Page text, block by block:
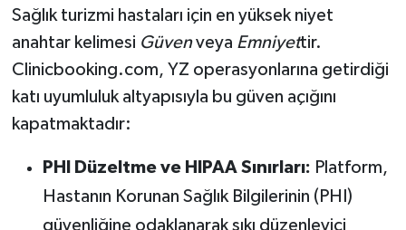
Sağlık turizmi hastaları için en yüksek niyet
anahtar kelimesi Güvenveya Emniyettir.
Clinicbooking.com, YZ operasyonlarına getirdiği
katı uyumluluk altyapısıyla bu güven açığını
kapatmaktadır:
PHI Düzeltme ve HIPAA Sınırları: Platform,
Hastanın Korunan Sağlık Bilgilerinin (PHI)
güvenliğine odaklanarak sıkı düzenleyici